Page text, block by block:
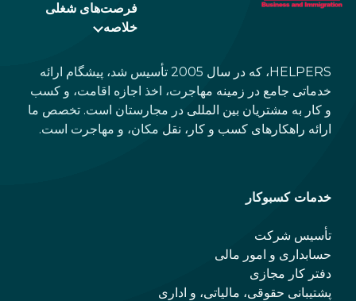
فرصت‌های شغلی
خلاصه
HELPERS، که در سال 2005 تأسیس شد، پیشگام ارائه
خدماتی جامع در زمینه مهاجرت، اخذ اجازه اقامت، و کسب
و کار به مشتریان بین المللی در مجارستان است. تخصص ما
ارائه راهکارهای کسب و کار، نقل مکان، و مهاجرت است.
خدمات کسبوکار
تأسیس شرکت
حسابداری و امور مالی
دفتر کار مجازی
پشتیبانی حقوقی، مالیاتی، و اداری